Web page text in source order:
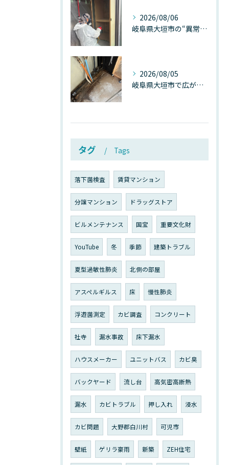
2026/08/06
岐阜県大垣市の“異常に高い気温”が建物内部を腐らせる──深層カビが爆発的に増える本当の理由
2026/08/05
岐阜県大垣市で広がる“深層カビ汚染”──なぜ除カビが必要なのか、建物内部で起きている見えない危機
タグ Tags
落下菌検査 賃貸マンション
分譲マンション ドラッグストア
ビルメンテナンス 国宝 重要文化財
YouTube 冬 季節 建築トラブル
夏型過敏性肺炎 北側の部屋
アスペルギルス 床 慢性肺炎
浮遊菌測定 カビ調査 コンクリート
社寺 漏水事故 床下漏水
ハウスメーカー ユニットバス カビ臭
バックヤード 流し台 高気密高断熱
漏水 カビトラブル 押し入れ 浸水
カビ問題 大野郡白川村 可児市
壁紙 ゲリラ豪雨 新築 ZEH住宅